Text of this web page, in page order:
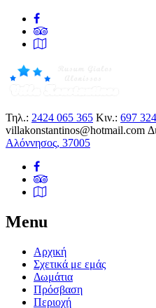
Τηλ.: 2424 065 365 Κιν.: 697
villakonstantinos@hotmail.com
Αλόννησος, 37005
Menu
Αρχική
Σχετικά με εμάς
Δωμάτια
Πρόσβαση
Περιοχή